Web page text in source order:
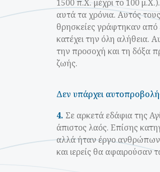
1500 π.Χ. μέχρι το 100
αυτά τα χρόνια. Αυτός
θρησκείες γράφτηκαν από
κατέχει την όλη αλήθεια.
την προσοχή και τη δόξα
ζωής.
Δεν υπάρχει αυτοπροβολή
4. Σε αρκετά εδάφια της
άπιστος λαός. Επίσης
αλλά ήταν έργο ανθρώπων,
και ιερείς θα αφαιρούσαν